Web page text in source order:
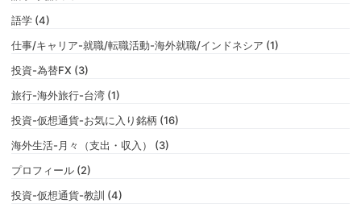
語学 (4)
仕事/キャリア-就職/転職活動-海外就職/インドネシア (1)
投資-為替FX (3)
旅行-海外旅行-台湾 (1)
投資-仮想通貨-お気に入り銘柄 (16)
海外生活-月々（支出・収入） (3)
プロフィール (2)
投資-仮想通貨-教訓 (4)